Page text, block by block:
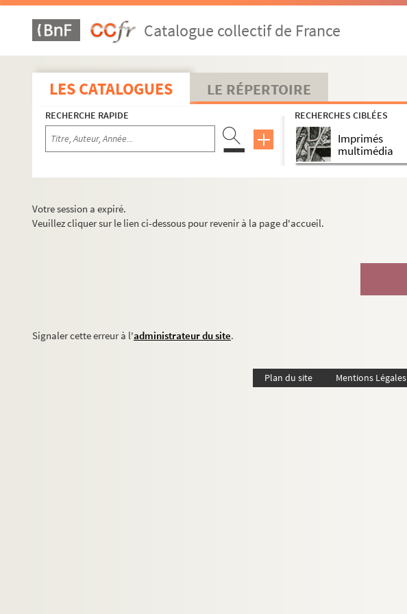
Catalogue collectif de France
LES CATALOGUES LE RÉPERTOIRE
RECHERCHE RAPIDE RECHERCHES CIBLÉES
Imprimés
multimédia
Votre session a expiré.
Veuillez cliquer sur le lien ci-dessous pour revenir à la page d'accueil.
Signaler cette erreur à l'administrateur du site.
Plan du site Mentions Légales